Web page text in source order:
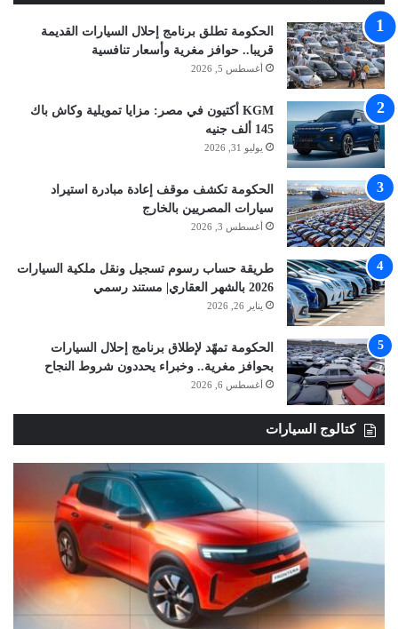
الحكومة تطلق برنامج إحلال السيارات القديمة
قريبا.. حوافز مغرية وأسعار تنافسية
أغسطس 5, 2026
KGM أكتيون في مصر: مزايا تمويلية وكاش باك
145 ألف جنيه
يوليو 31, 2026
الحكومة تكشف موقف إعادة مبادرة استيراد
سيارات المصريين بالخارج
أغسطس 3, 2026
طريقة حساب رسوم تسجيل ونقل ملكية السيارات
2026 بالشهر العقاري| مستند رسمي
يناير 26, 2026
الحكومة تمهّد لإطلاق برنامج إحلال السيارات
بحوافز مغرية.. وخبراء يحددون شروط النجاح
أغسطس 6, 2026
كتالوج السيارات